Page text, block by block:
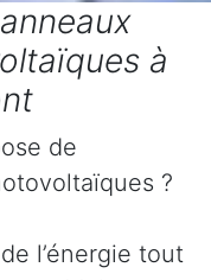
à
de
?
l’énergie tout